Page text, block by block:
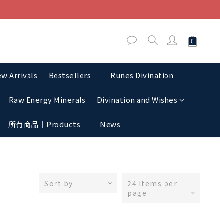
Arrivals │ Bestsellers Runes Divination
Raw Energy Minerals │ Divination and Wishes
所有商品｜Products News
Sort by
24 Items per
page